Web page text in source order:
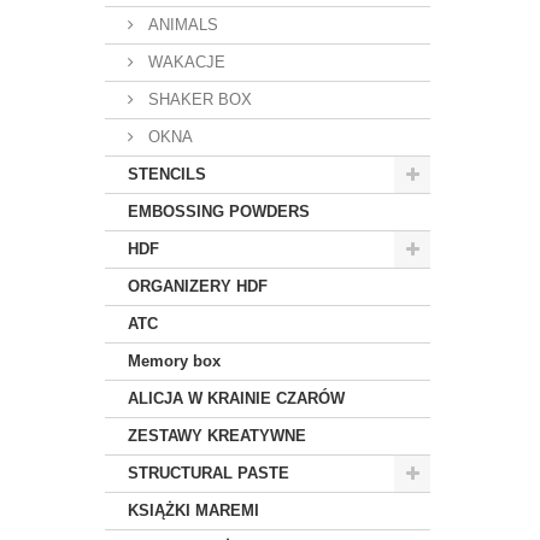
ANIMALS
WAKACJE
SHAKER BOX
OKNA
STENCILS
EMBOSSING POWDERS
HDF
ORGANIZERY HDF
ATC
Memory box
ALICJA W KRAINIE CZARÓW
ZESTAWY KREATYWNE
STRUCTURAL PASTE
KSIĄŻKI MAREMI